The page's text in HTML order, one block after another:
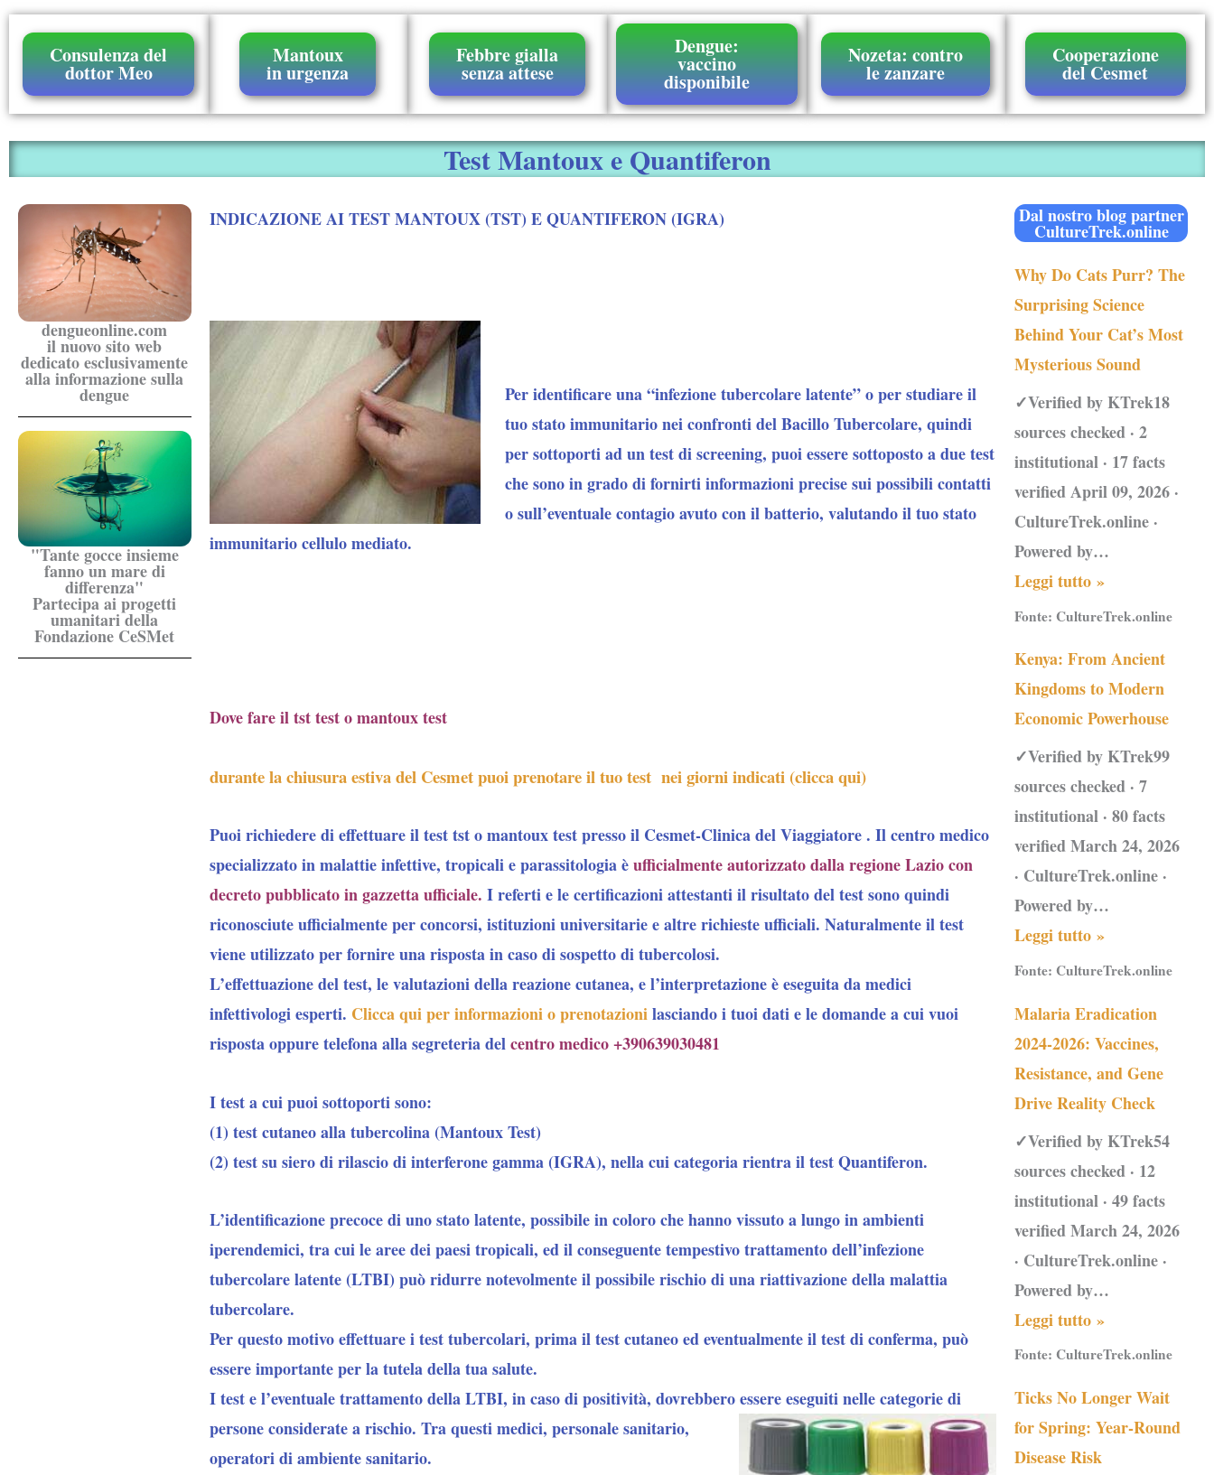
Consulenza del
dottor Meo
Mantoux
in urgenza
Febbre gialla
senza attese
Dengue:
vaccino
disponibile
Nozeta: contro
le zanzare
Cooperazione
del Cesmet
Test Mantoux e Quantiferon
dengueonline.com
il nuovo sito web
dedicato esclusivamente
alla informazione sulla
dengue
"Tante gocce insieme
fanno un mare di
differenza"
Partecipa ai progetti
umanitari della
Fondazione CeSMet
INDICAZIONE AI TEST MANTOUX (TST) E QUANTIFERON (IGRA)
Per identificare una “infezione tubercolare latente” o per studiare il
tuo stato immunitario nei confronti del Bacillo Tubercolare, quindi
per sottoporti ad un test di screening, puoi essere sottoposto a due test
che sono in grado di fornirti informazioni precise sui possibili contatti
o sull’eventuale contagio avuto con il batterio, valutando il tuo stato
immunitario cellulo mediato.
Dove fare il tst test o mantoux test
durante la chiusura estiva del Cesmet puoi prenotare il tuo test nei giorni indicati (clicca qui)
Puoi richiedere di effettuare il test tst o mantoux testpresso il Cesmet-Clinica del Viaggiatore. Il centro medico
specializzato in malattie infettive, tropicali e parassitologia èufficialmente autorizzato dalla regione Lazio con
decreto pubblicato in gazzetta ufficiale. I referti e le certificazioni attestanti il risultato del test sono quindi
riconosciute ufficialmenteper concorsi, istituzioni universitarie e altre richieste ufficiali. Naturalmente il test
viene utilizzato per fornire una risposta in caso di sospetto di tubercolosi.
L’effettuazione del test, le valutazioni della reazione cutanea, e l’interpretazione è eseguita da medici
infettivologi esperti. Clicca qui per informazioni o prenotazionilasciando i tuoi dati e le domande a cui vuoi
risposta oppure telefona alla segreteria delcentro medico +390639030481
I test a cui puoi sottoporti sono:
(1) test cutaneo alla tubercolina (Mantoux Test)
(2) test su siero di rilascio di interferone gamma (IGRA), nella cui categoria rientra il test Quantiferon.
L’identificazione precoce di uno stato latente, possibile in coloro che hanno vissuto a lungo in ambienti
iperendemici, tra cui le aree dei paesi tropicali, ed il conseguente tempestivo trattamentodell’infezione
tubercolare latente (LTBI) può ridurre notevolmente il possibile rischio di una riattivazione della malattia
tubercolare.
Per questo motivo effettuare i test tubercolari, prima il test cutaneo ed eventualmente il test di conferma, può
essere importante per la tutela della tua salute.
I test e l’eventuale trattamento della LTBI, in caso di positività, dovrebbero essere eseguiti nelle categorie di
persone considerate a rischio. Traquestimedici, personale sanitario,
operatori di ambiente sanitario.
Dal nostro blog partner
CultureTrek.online
Why Do Cats Purr? The
Surprising Science
Behind Your Cat’s Most
Mysterious Sound
✓Verified by KTrek18
sources checked · 2
institutional · 17 facts
verified April 09, 2026 ·
CultureTrek.online ·
Powered by…
Leggi tutto »
Fonte:CultureTrek.online
Kenya: From Ancient
Kingdoms to Modern
Economic Powerhouse
✓Verified by KTrek99
sources checked · 7
institutional · 80 facts
verified March 24, 2026
· CultureTrek.online ·
Powered by…
Leggi tutto »
Fonte:CultureTrek.online
Malaria Eradication
2024-2026: Vaccines,
Resistance, and Gene
Drive Reality Check
✓Verified by KTrek54
sources checked · 12
institutional · 49 facts
verified March 24, 2026
· CultureTrek.online ·
Powered by…
Leggi tutto »
Fonte:CultureTrek.online
Ticks No Longer Wait
for Spring: Year-Round
Disease Risk